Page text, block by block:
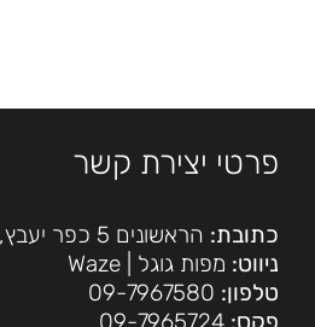
פרטי יצירת קשר
כתובת: הראשונים 5 כפר יעבץ, (צמוד ל'כמיסה')
ניווט: מפות גוגל
Waze
טלפון: 09-7967580